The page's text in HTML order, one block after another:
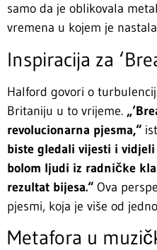
samo da je oblikovala
vremena u kojem je
Inspiracija za
Halford govori o
Britaniju u to vrijeme.
revolucionarna pjesma,“
biste gledali vijesti i
bolom ljudi iz radničke
rezultat bijesa.“ Ova
pjesmi, koja je više od
Metafora u